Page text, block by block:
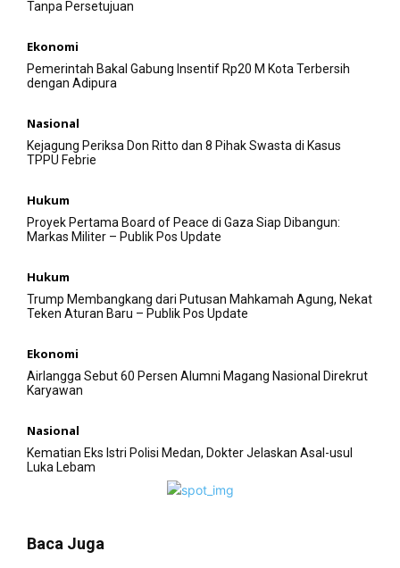
Tanpa Persetujuan
Ekonomi
Pemerintah Bakal Gabung Insentif Rp20 M Kota Terbersih
dengan Adipura
Nasional
Kejagung Periksa Don Ritto dan 8 Pihak Swasta di Kasus
TPPU Febrie
Hukum
Proyek Pertama Board of Peace di Gaza Siap Dibangun:
Markas Militer – Publik Pos Update
Hukum
Trump Membangkang dari Putusan Mahkamah Agung, Nekat
Teken Aturan Baru – Publik Pos Update
Ekonomi
Airlangga Sebut 60 Persen Alumni Magang Nasional Direkrut
Karyawan
Nasional
Kematian Eks Istri Polisi Medan, Dokter Jelaskan Asal-usul
Luka Lebam
Baca Juga